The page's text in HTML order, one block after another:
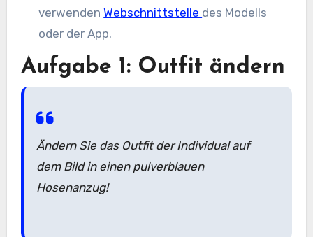
verwendenWebschnittstelle des Modells
oder der App.
Aufgabe 1: Outfit ändern
Ändern Sie das Outfit der Individual auf
dem Bild in einen pulverblauen
Hosenanzug!